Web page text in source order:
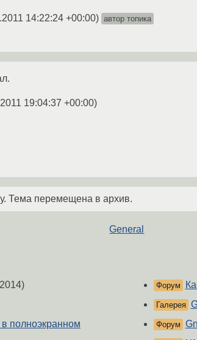
14:22:24 +00:00) автор топика
19:04:37 +00:00)
Тема перемещена в архив.
General
в полноэкранном
Форум
Галерея
Форум